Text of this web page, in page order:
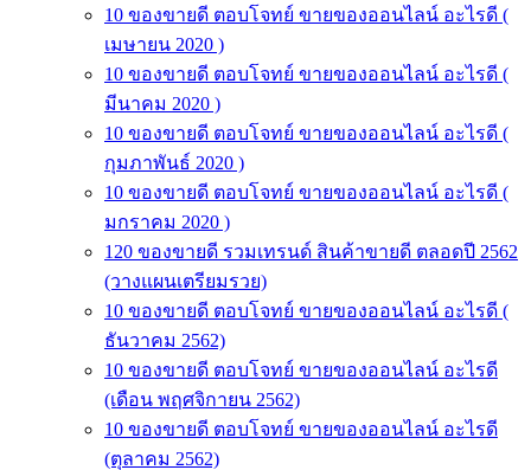
10 ของขายดี ตอบโจทย์ ขายของออนไลน์ อะไรดี (
เมษายน 2020 )
10 ของขายดี ตอบโจทย์ ขายของออนไลน์ อะไรดี (
มีนาคม 2020 )
10 ของขายดี ตอบโจทย์ ขายของออนไลน์ อะไรดี (
กุมภาพันธ์ 2020 )
10 ของขายดี ตอบโจทย์ ขายของออนไลน์ อะไรดี (
มกราคม 2020 )
120 ของขายดี รวมเทรนด์ สินค้าขายดี ตลอดปี 2562
(วางแผนเตรียมรวย)
10 ของขายดี ตอบโจทย์ ขายของออนไลน์ อะไรดี (
ธันวาคม 2562)
10 ของขายดี ตอบโจทย์ ขายของออนไลน์ อะไรดี
(เดือน พฤศจิกายน 2562)
10 ของขายดี ตอบโจทย์ ขายของออนไลน์ อะไรดี
(ตุลาคม 2562)